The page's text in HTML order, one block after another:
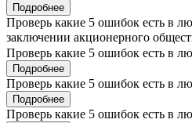
Подробнее
Проверь какие 5 ошибок есть в
заключении акционерного
Проверь какие 5 ошибок есть в
Подробнее
Проверь какие 5 ошибок есть в
Подробнее
Проверь какие 5 ошибок есть в